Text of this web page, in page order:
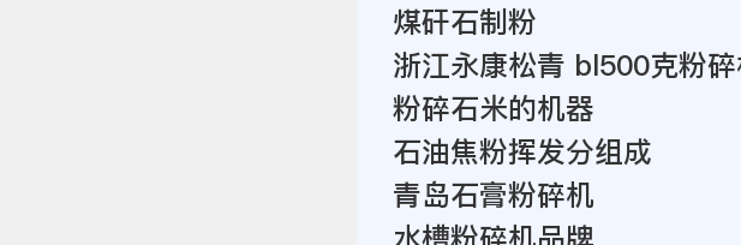
煤矸石制粉
浙江永康松青 bl500克粉
粉碎石米的机器
石油焦粉挥发分组成
青岛石膏粉碎机